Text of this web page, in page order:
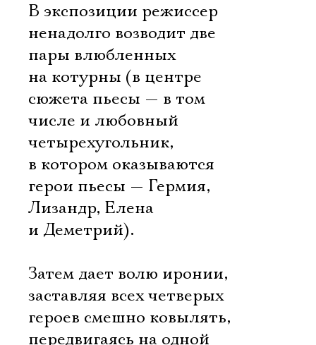
В экспозиции режиссер
ненадолго возводит две
пары влюбленных
на котурны (в центре
сюжета пьесы — в том
числе и любовный
четырехугольник,
в котором оказываются
герои пьесы — Гермия,
Лизандр, Елена
и Деметрий).
Затем дает волю иронии,
заставляя всех четверых
героев смешно ковылять,
передвигаясь на одной